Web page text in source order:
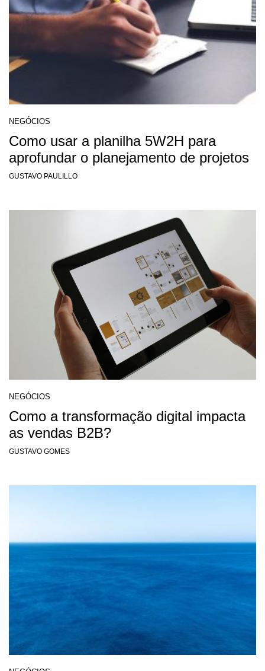
NEGÓCIOS
Como usar a planilha 5W2H para
aprofundar o planejamento de projetos
GUSTAVO PAULILLO
NEGÓCIOS
Como a transformação digital impacta
as vendas B2B?
GUSTAVO GOMES